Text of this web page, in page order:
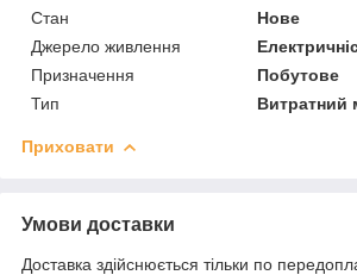
Стан
Нове
Джерело живлення
Призначення
Побутове
Тип
Витратний
Приховати
Умови доставки
Доставка здійснюється тільки по